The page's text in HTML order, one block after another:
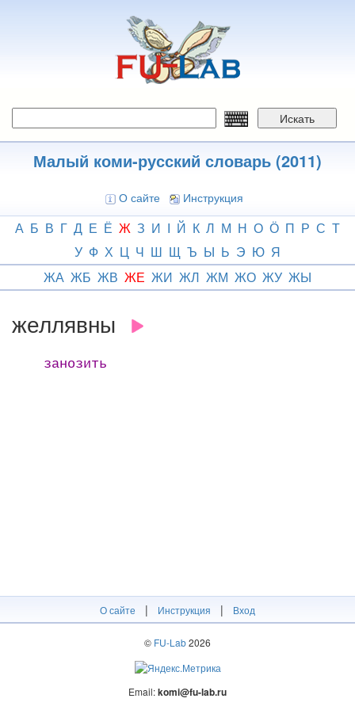
Искать
Малый коми-русский словарь (2011)
О сайте Инструкция
А Б В Г Д Е Ё Ж З И І Й К Л М Н О Ӧ П Р С Т
У Ф Х Ц Ч Ш Щ Ъ Ы Ь Э Ю Я
ЖА ЖБ ЖВ ЖЕ ЖИ ЖЛ ЖМ ЖО ЖУ ЖЫ
желлявны
занозить
О сайте | Инструкция | Вход
© FU-Lab2026
Email:komi@fu-lab.ru